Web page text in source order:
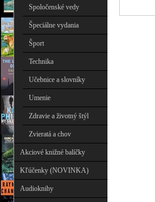
Spoločenské vedy
Špeciálne vydania
Šport
Technika
Učebnice a slovníky
Umenie
Zdravie a životný štýl
Zvieratá a chov
Akciové knižné balíčky
Kľúčenky (NOVINKA)
Audioknihy